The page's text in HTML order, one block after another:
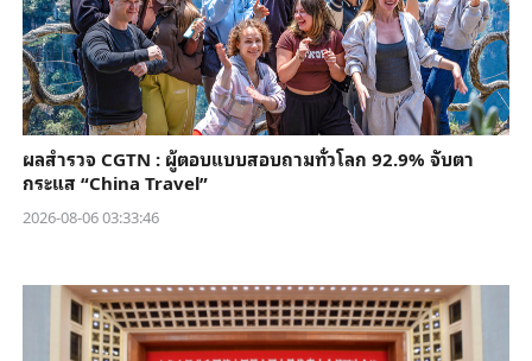
ผลสำรวจ CGTN : ผู้ตอบแบบสอบถามทั่วโลก 92.9% จับตา
กระแส “China Travel”
2026-08-06 03:33:46